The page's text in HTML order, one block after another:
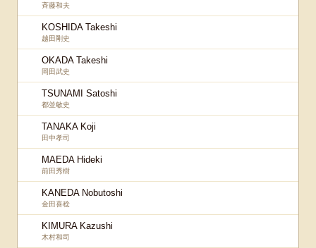
斉藤和夫
KOSHIDA Takeshi
越田剛史
OKADA Takeshi
岡田武史
TSUNAMI Satoshi
都並敏史
TANAKA Koji
田中孝司
MAEDA Hideki
前田秀樹
KANEDA Nobutoshi
金田喜稔
KIMURA Kazushi
木村和司